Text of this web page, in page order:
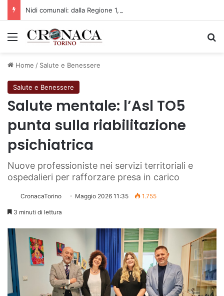
Menu
Home / Salute e Benessere
Salute e Benessere
Salute mentale: l’Asl TO5
punta sulla riabilitazione
psichiatrica
Nuove professioniste nei servizi territoriali e
ospedalieri per rafforzare presa in carico
CronacaTorino Maggio 2026 11:35 1.755
3 minuti di lettura